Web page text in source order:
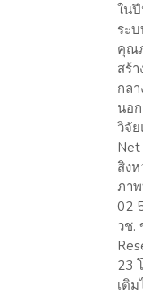
ใน
ระ
คุณ
สร้
กล
นอ
วิจั
Net
สิง
ภา
02
วช.
23
เติ